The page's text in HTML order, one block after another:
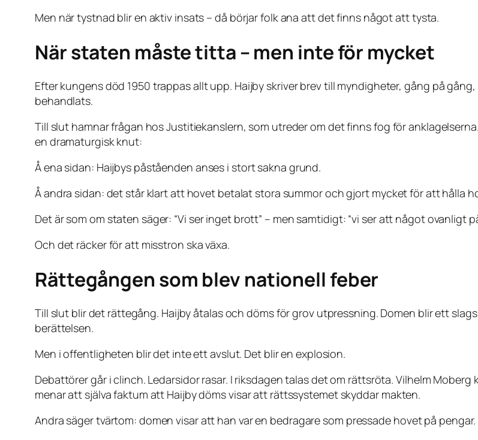
Men när tystnad blir en aktiv insats – då börjar folk ana att det finns något att tysta.
När staten måste titta – men inte för mycket
Efter kungens död 1950 trappas allt upp. Haijby skriver brev till myndigheter, gång på
behandlats.
Till slut hamnar frågan hos Justitiekanslern, som utreder om det finns fog för
en dramaturgisk knut:
Å ena sidan: Haijbys påståenden anses i stort sakna grund.
Å andra sidan: det står klart att hovet betalat stora summor och gjort mycket för att hålla
Det är som om staten säger: “Vi ser inget brott” – men samtidigt: “vi ser att något ovanligt
Och det räcker för att misstron ska växa.
Rättegången som blev nationell feber
Till slut blir det rättegång. Haijby åtalas och döms för grov utpressning. Domen blir ett
berättelsen.
Men i offentligheten blir det inte ett avslut. Det blir en explosion.
Debattörer går i clinch. Ledarsidor rasar. I riksdagen talas det om rättsröta. Vilhelm
menar att själva faktum att Haijby döms visar att rättssystemet skyddar makten.
Andra säger tvärtom: domen visar att han var en bedragare som pressade hovet på pengar.